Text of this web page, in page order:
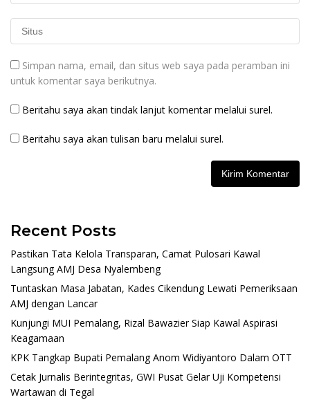
Simpan nama, email, dan situs web saya pada peramban ini
untuk komentar saya berikutnya.
Beritahu saya akan tindak lanjut komentar melalui surel.
Beritahu saya akan tulisan baru melalui surel.
Recent Posts
Pastikan Tata Kelola Transparan, Camat Pulosari Kawal
Langsung AMJ Desa Nyalembeng
Tuntaskan Masa Jabatan, Kades Cikendung Lewati Pemeriksaan
AMJ dengan Lancar
Kunjungi MUI Pemalang, Rizal Bawazier Siap Kawal Aspirasi
Keagamaan
KPK Tangkap Bupati Pemalang Anom Widiyantoro Dalam OTT
Cetak Jurnalis Berintegritas, GWI Pusat Gelar Uji Kompetensi
Wartawan di Tegal